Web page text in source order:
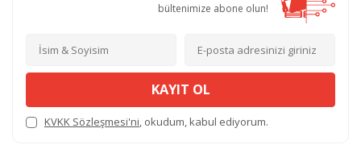
bültenimize abone olun!
KAYIT OL
KVKK Sözleşmesi'ni, okudum, kabul ediyorum.